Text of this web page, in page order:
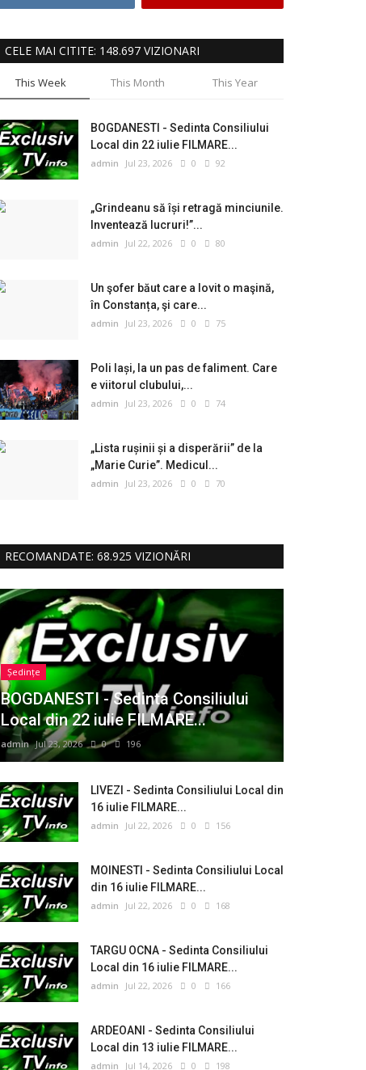
CELE MAI CITITE: 148.697 VIZIONARI
This Week This Month This Year
BOGDANESTI - Sedinta Consiliului
Local din 22 iulie FILMARE...
admin Jul 23, 2026 0 92
„Grindeanu să își retragă minciunile.
Inventează lucruri!”...
admin Jul 22, 2026 0 80
Un şofer băut care a lovit o maşină,
în Constanța, şi care...
admin Jul 23, 2026 0 75
Poli Iași, la un pas de faliment. Care
e viitorul clubului,...
admin Jul 23, 2026 0 74
„Lista rușinii și a disperării” de la
„Marie Curie”. Medicul...
admin Jul 23, 2026 0 70
RECOMANDATE: 68.925 VIZIONĂRI
Ședințe
BOGDANESTI - Sedinta Consiliului
Local din 22 iulie FILMARE...
admin Jul 23, 2026 0 196
LIVEZI - Sedinta Consiliului Local din
16 iulie FILMARE...
admin Jul 22, 2026 0 156
MOINESTI - Sedinta Consiliului Local
din 16 iulie FILMARE...
admin Jul 22, 2026 0 168
TARGU OCNA - Sedinta Consiliului
Local din 16 iulie FILMARE...
admin Jul 22, 2026 0 166
ARDEOANI - Sedinta Consiliului
Local din 13 iulie FILMARE...
admin Jul 14, 2026 0 198